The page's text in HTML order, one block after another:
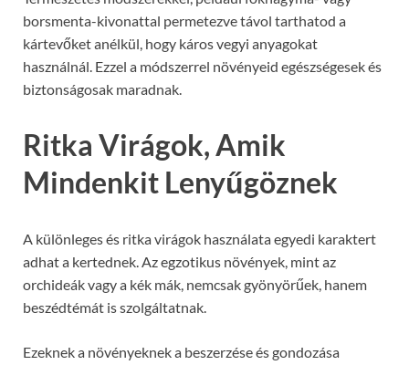
borsmenta-kivonattal permetezve távol tarthatod a
kártevőket anélkül, hogy káros vegyi anyagokat
használnál. Ezzel a módszerrel növényeid egészségesek és
biztonságosak maradnak.
Ritka Virágok, Amik
Mindenkit Lenyűgöznek
A különleges és ritka virágok használata egyedi karaktert
adhat a kertednek. Az egzotikus növények, mint az
orchideák vagy a kék mák, nemcsak gyönyörűek, hanem
beszédtémát is szolgáltatnak.
Ezeknek a növényeknek a beszerzése és gondozása